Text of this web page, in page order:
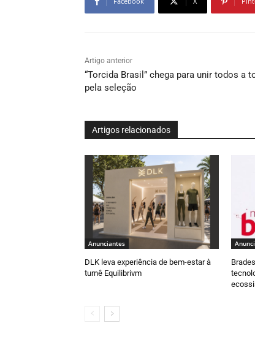
Artigo anterior
“Torcida Brasil” chega para unir todos a
pela seleção
Artigos relacionados
Anunciantes
DLK leva experiência de bem-estar à
turnê Equilibrivm